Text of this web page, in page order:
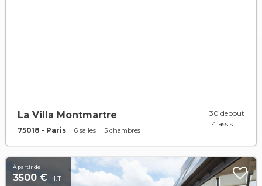
La Villa Montmartre
75018 - Paris 6 salles 5 chambres
30 debout
14 assis
À partir de
3500 € H.T